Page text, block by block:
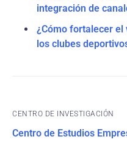
integración de
¿Cómo fortalecer
los clubes
CENTRO DE INVESTIGACIÓN
Centro de Estudios